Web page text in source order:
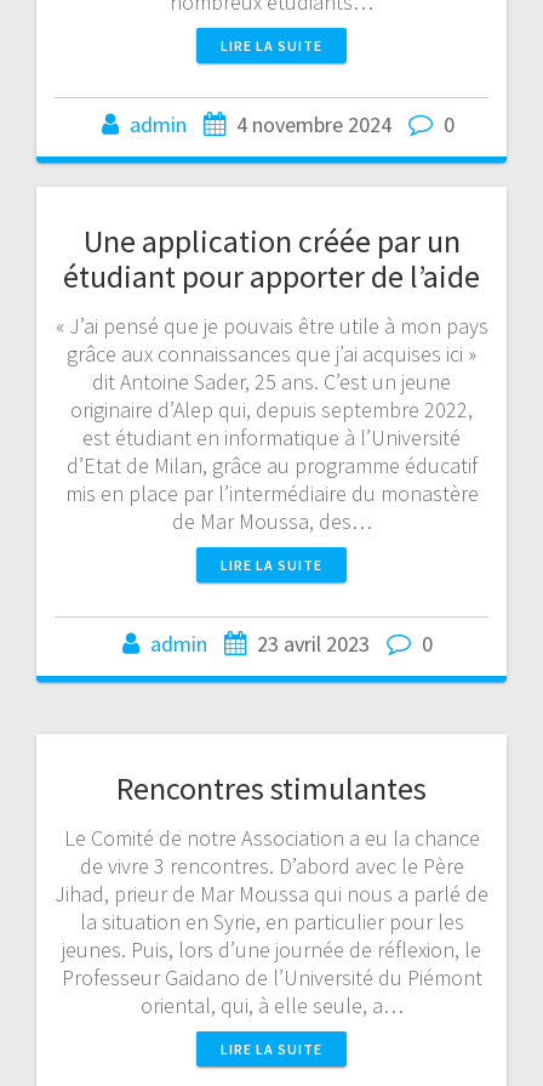
LIRE LA SUITE
admin 4 novembre 2024 0
Une application créée par un
étudiant pour apporter de l’aide
« J’ai pensé que je pouvais être utile à mon pays
grâce aux connaissances que j’ai acquises ici »
dit Antoine Sader, 25 ans. C’est un jeune
originaire d’Alep qui, depuis septembre 2022,
est étudiant en informatique à l’Université
d’Etat de Milan, grâce au programme éducatif
mis en place par l’intermédiaire du monastère
de Mar Moussa, des…
LIRE LA SUITE
admin 23 avril 2023 0
Rencontres stimulantes
Le Comité de notre Association a eu la chance
de vivre 3 rencontres. D’abord avec le Père
Jihad, prieur de Mar Moussa qui nous a parlé de
la situation en Syrie, en particulier pour les
jeunes. Puis, lors d’une journée de réflexion, le
Professeur Gaidano de l’Université du Piémont
oriental, qui, à elle seule, a…
LIRE LA SUITE